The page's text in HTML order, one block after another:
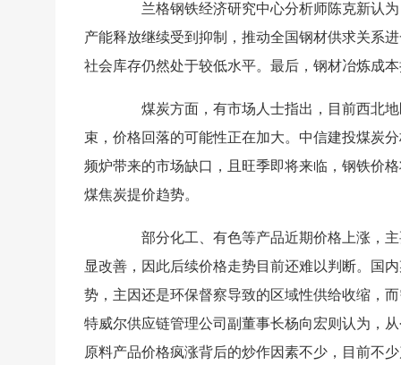
兰格钢铁经济研究中心分析师陈克新认为
产能释放继续受到抑制，推动全国钢材供求关系
社会库存仍然处于较低水平。最后，钢材冶炼成
煤炭方面，有市场人士指出，目前西北地
束，价格回落的可能性正在加大。中信建投煤炭
频炉带来的市场缺口，且旺季即将来临，钢铁价
煤焦炭提价趋势。
部分化工、有色等产品近期价格上涨，主
显改善，因此后续价格走势目前还难以判断。国
势，主因还是环保督察导致的区域性供给收缩，
特威尔供应链管理公司副董事长杨向宏则认为，
原料产品价格疯涨背后的炒作因素不少，目前不